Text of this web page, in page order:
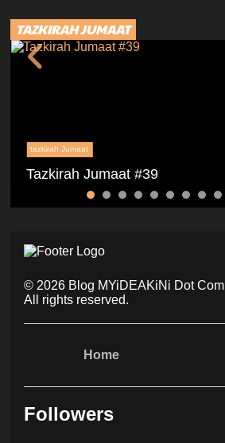
TAZKIRAH JUMAAT
tazkirah Jumaat
Tazkirah Jumaat #39
© 2026 Blog MYiDEAKiNi Dot Com
All rights reserved.
Home
Followers